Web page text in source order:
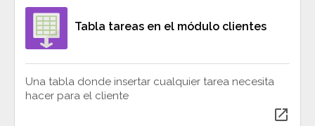
Tabla tareas en el módulo clientes
Una tabla donde insertar cualquier tarea necesita
hacer para el cliente
open_in_new